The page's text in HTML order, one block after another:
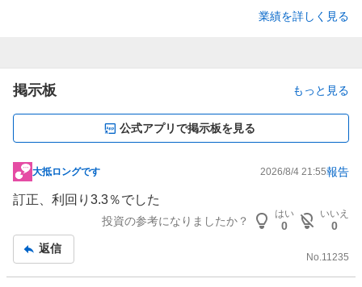
業績を詳しく見る
掲示板 もっと見る
公式アプリで掲示板を見る
掲
示
記
事
大抵ロングです 2026/8/4 21:55報告
訂正、利回り3.3％でした
投資の参考になりましたか？
はい
0
いいえ
0
返信
No. 11235